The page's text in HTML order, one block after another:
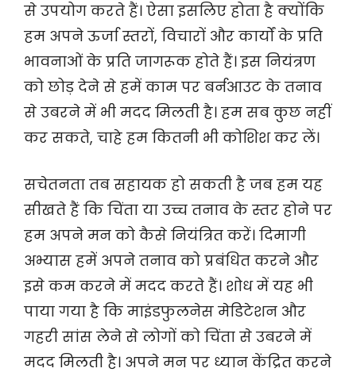
से उपयोग करते हैं। ऐसा इसलिए होता है क्योंकि
हम अपने ऊर्जा स्तरों, विचारों और कार्यों के प्रति
भावनाओं के प्रति जागरूक होते हैं। इस नियंत्रण
को छोड़ देने से हमें काम पर बर्नआउट के तनाव
से उबरने में भी मदद मिलती है। हम सब कुछ नहीं
कर सकते, चाहे हम कितनी भी कोशिश कर लें।
सचेतनता तब सहायक हो सकती है जब हम यह
सीखते हैं कि चिंता या उच्च तनाव के स्तर होने पर
हम अपने मन को कैसे नियंत्रित करें। दिमागी
अभ्यास हमें अपने तनाव को प्रबंधित करने और
इसे कम करने में मदद करते हैं। शोध में यह भी
पाया गया है कि माइंडफुलनेस मेडिटेशन और
गहरी सांस लेने से लोगों को चिंता से उबरने में
मदद मिलती है। अपने मन पर ध्यान केंद्रित करने